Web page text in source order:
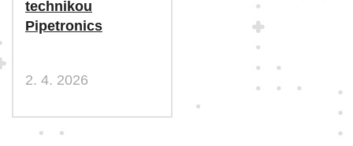
technikou
Pipetronics
2. 4. 2026